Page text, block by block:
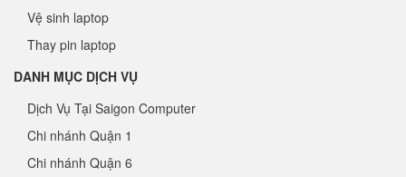
Vệ sinh laptop
Thay pin laptop
DANH MỤC DỊCH VỤ
Dịch Vụ Tại Saigon Computer
Chi nhánh Quận 1
Chi nhánh Quận 6